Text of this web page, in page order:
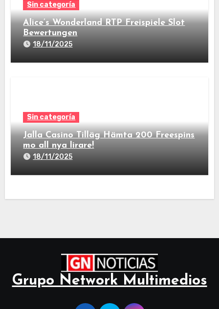
Sin categoría
Alice’s Wonderland RTP Freispiele Slot
Bewertungen
18/11/2025
Sin categoría
Jalla Casino Tilläg Hämta 200 Freespins
mo all nya lirare!
18/11/2025
Grupo Network Multimedios